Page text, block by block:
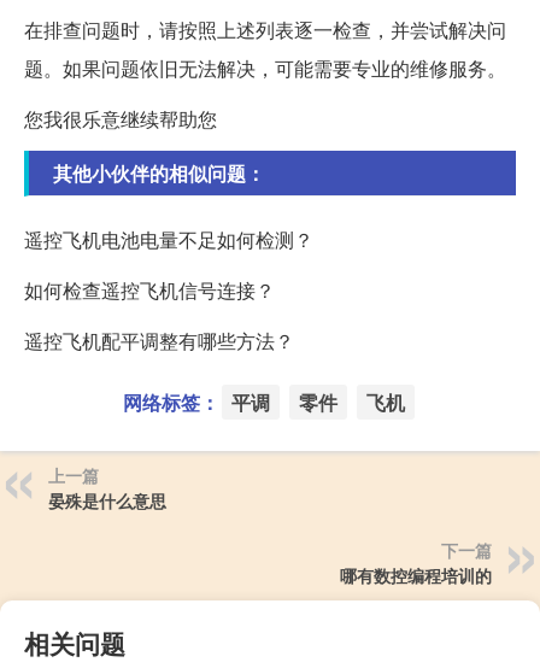
在排查问题时，请按照上述列表逐一检查，并尝试解决问
题。如果问题依旧无法解决，可能需要专业的维修服务。
您我很乐意继续帮助您
其他小伙伴的相似问题：
遥控飞机电池电量不足如何检测？
如何检查遥控飞机信号连接？
遥控飞机配平调整有哪些方法？
网络标签： 平调 零件 飞机
上一篇
晏殊是什么意思
下一篇
哪有数控编程培训的
相关问题